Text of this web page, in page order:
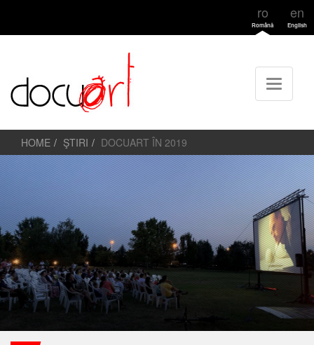
ro
Română
en
English
HOME ŞTIRI DOCUART ÎN 2019